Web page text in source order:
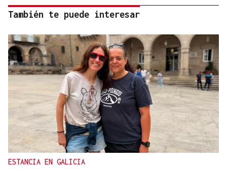
También te puede interesar
ESTANCIA EN GALICIA